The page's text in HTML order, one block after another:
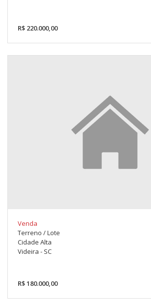
R$ 220.000,00
Venda
Terreno / Lote
Cidade Alta
Videira - SC
R$ 180.000,00